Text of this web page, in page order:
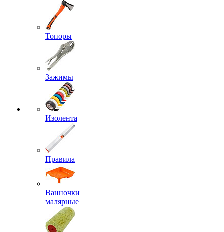
Топоры
Зажимы
Изолента
Правила
Ванночки
малярные